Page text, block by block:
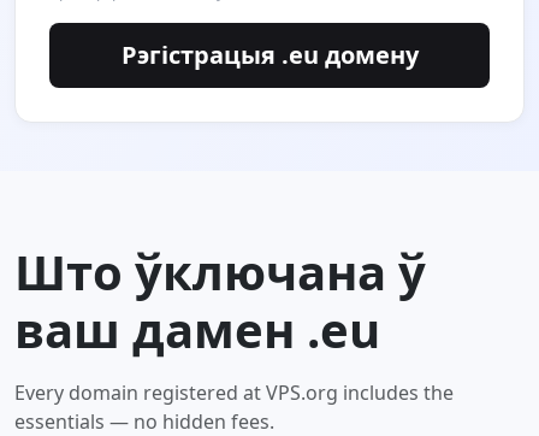
Рэгістрацыя .eu домену
Што ўключана ў
ваш дамен .eu
Every domain registered at VPS.org includes the
essentials — no hidden fees.